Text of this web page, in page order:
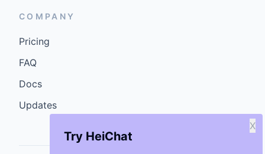
Try HeiChat
X
COMPANY
Pricing
FAQ
Docs
Updates